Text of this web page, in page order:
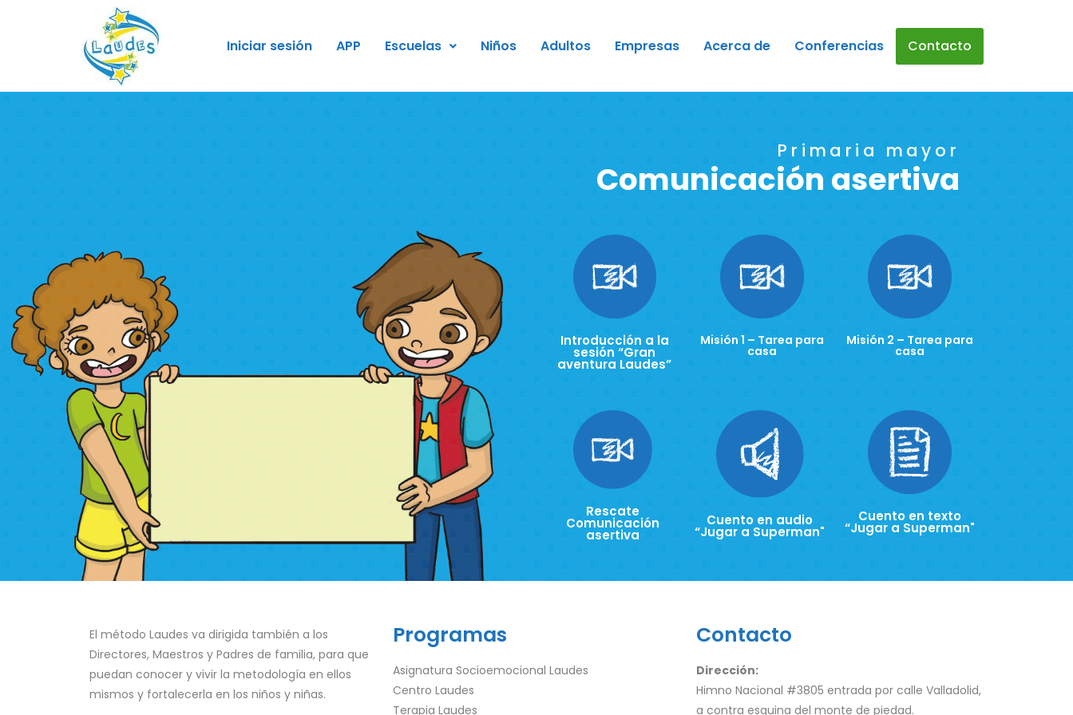
Iniciar sesión APP Escuelas Niños Adultos Empresas Acerca de Conferencias Contacto
Primaria mayor
Comunicación asertiva
Introducción a la
sesión “Gran
aventura Laudes”
Misión 1 – Tarea para
casa
Misión 2 – Tarea para
casa
Rescate
Comunicación
asertiva
Cuento en audio
“Jugar a Superman"
Cuento en texto
“Jugar a Superman"
El método Laudes va dirigida también a los
Directores, Maestros y Padres de familia, para que
puedan conocer y vivir la metodología en ellos
mismos y fortalecerla en los niños y niñas.
Programas
Asignatura Socioemocional Laudes
Centro Laudes
Terapia Laudes
Contacto
Dirección:
Himno Nacional #3805 entrada por calle Valladolid,
a contra esquina del monte de piedad.